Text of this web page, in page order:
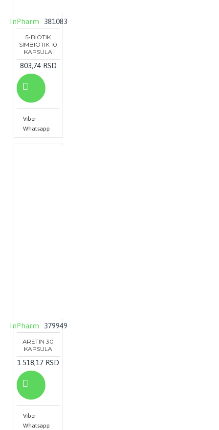
InPharm 381083
5-BIOTIK
SIMBIOTIK 10
KAPSULA
803,74 RSD
Viber
Whatsapp
InPharm 379949
ARETIN 30
KAPSULA
1.518,17 RSD
Viber
Whatsapp